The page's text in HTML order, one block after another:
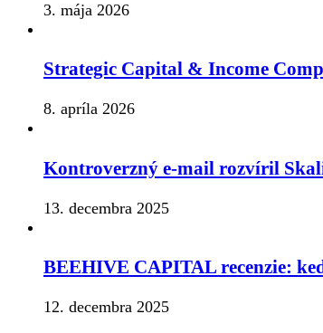
3. mája 2026
Strategic Capital & Income
8. apríla 2026
Kontroverzný e-mail rozvíril
13. decembra 2025
BEEHIVE CAPITAL recenzie:
12. decembra 2025